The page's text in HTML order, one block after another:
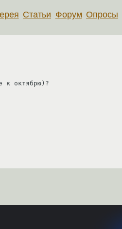
Статьи Форум Опросы
к октябрю)?